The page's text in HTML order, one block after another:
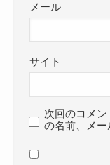
メール
サイト
次回のコメ
の名前、メー